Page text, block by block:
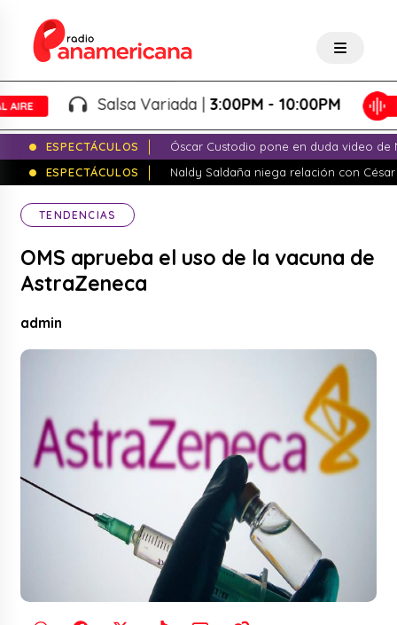
Salsa Variada |3:00PM - 10:00PM
ESPECTÁCULOS
Óscar Custodio pone en duda video de
ESPECTÁCULOS
Naldy Saldaña niega relación con
TENDENCIAS
OMS aprueba el uso de la vacuna de
AstraZeneca
admin